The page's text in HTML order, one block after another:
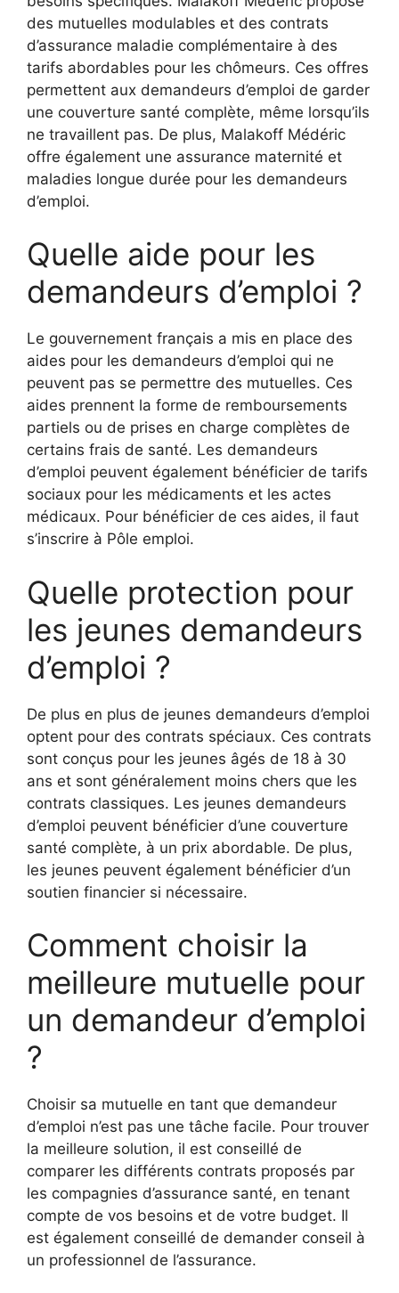
des mutuelles modulables et des contrats
d’assurance maladie complémentaire à des
tarifs abordables pour les chômeurs. Ces offres
permettent aux demandeurs d’emploi de garder
une couverture santé complète, même lorsqu’ils
ne travaillent pas. De plus, Malakoff Médéric
offre également une assurance maternité et
maladies longue durée pour les demandeurs
d’emploi.
Quelle aide pour les
demandeurs d’emploi ?
Le gouvernement français a mis en place des
aides pour les demandeurs d’emploi qui ne
peuvent pas se permettre des mutuelles. Ces
aides prennent la forme de remboursements
partiels ou de prises en charge complètes de
certains frais de santé. Les demandeurs
d’emploi peuvent également bénéficier de tarifs
sociaux pour les médicaments et les actes
médicaux. Pour bénéficier de ces aides, il faut
s’inscrire à Pôle emploi.
Quelle protection pour
les jeunes demandeurs
d’emploi ?
De plus en plus de jeunes demandeurs d’emploi
optent pour des contrats spéciaux. Ces contrats
sont conçus pour les jeunes âgés de 18 à 30
ans et sont généralement moins chers que les
contrats classiques. Les jeunes demandeurs
d’emploi peuvent bénéficier d’une couverture
santé complète, à un prix abordable. De plus,
les jeunes peuvent également bénéficier d’un
soutien financier si nécessaire.
Comment choisir la
meilleure mutuelle pour
un demandeur d’emploi
?
Choisir sa mutuelle en tant que demandeur
d’emploi n’est pas une tâche facile. Pour trouver
la meilleure solution, il est conseillé de
comparer les différents contrats proposés par
les compagnies d’assurance santé, en tenant
compte de vos besoins et de votre budget. Il
est également conseillé de demander conseil à
un professionnel de l’assurance.